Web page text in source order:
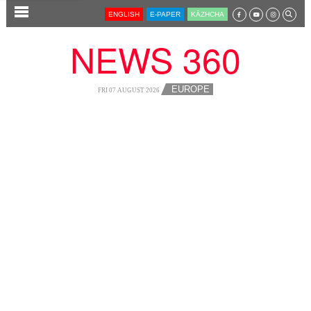
SECTIONS ENGLISH E-PAPER KĀZHCHA
NEWS 360
FRI 07 AUGUST 2026 EUROPE